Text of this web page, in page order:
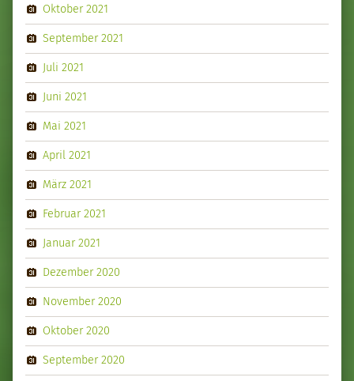
Oktober 2021
September 2021
Juli 2021
Juni 2021
Mai 2021
April 2021
März 2021
Februar 2021
Januar 2021
Dezember 2020
November 2020
Oktober 2020
September 2020